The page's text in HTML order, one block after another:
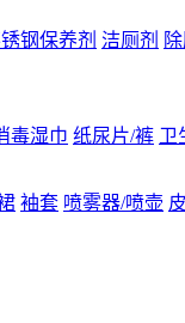
钢保养剂 洁厕剂
毒湿巾 纸尿片/裤 卫
袖套 喷雾器/喷壶